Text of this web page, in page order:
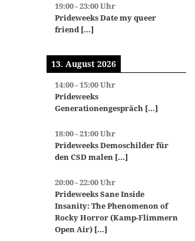
19:00-23:00Uhr
Prideweeks Date my queer
friend[...]
13. August 2026
14:00-15:00Uhr
Prideweeks
Generationengespräch [...]
18:00-21:00Uhr
Prideweeks Demoschilder für
den CSD malen [...]
20:00-22:00Uhr
Prideweeks Sane Inside
Insanity: The Phenomenon of
Rocky Horror (Kamp-Flimmern
Open Air) [...]